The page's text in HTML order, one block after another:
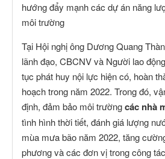
hướng đẩy mạnh các dự án năng
môi trường
Tại Hội nghị ông Dương Quang
lãnh đạo, CBCNV và Người lao
tục phát huy nội lực hiện có, hoàn
hoạch trong năm 2022. Trong đó,
định, đảm bảo môi trườngcác nhà
tình hình thời tiết, đánh giá lượng
mùa mưa bão năm 2022, tăng
phương và các đơn vị trong công